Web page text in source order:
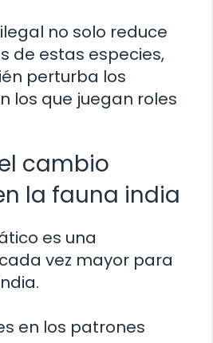
no solo reduce
de estas especies,
perturba los
los que juegan roles
cambio
la fauna india
es una
vez mayor para
en los patrones